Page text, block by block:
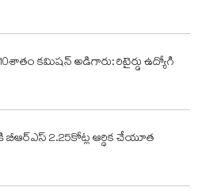
10శాతం కమిషన్ అడిగారు: రిటైర్డు ఉద్యోగి
బీఆర్ఎస్ 2.25కోట్ల ఆర్థిక చేయూత